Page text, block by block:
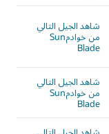
شاهد الجيل التالي
من خوادمSun
Blade
شاهد الجيل التالي
من خوادمSun
Blade